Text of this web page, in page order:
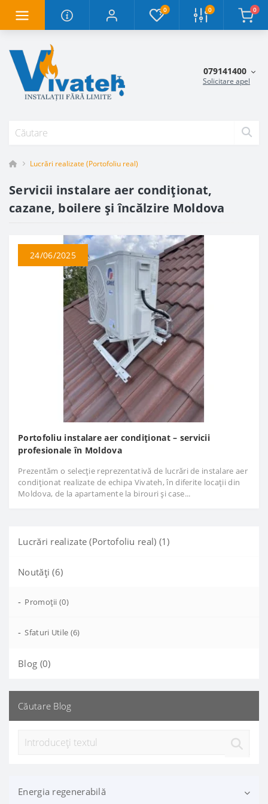
0 0 0
079141400
Solicitare apel
Lucrări realizate (Portofoliu real)
Servicii instalare aer condiționat,
cazane, boilere și încălzire Moldova
24/06/2025
Portofoliu instalare aer condiționat – servicii
profesionale în Moldova
Prezentăm o selecție reprezentativă de lucrări de instalare aer
condiționat realizate de echipa Vivateh, în diferite locații din
Moldova, de la apartamente la birouri și case...
Lucrări realizate (Portofoliu real) (1)
Noutăți (6)
- Promoții (0)
- Sfaturi Utile (6)
Blog (0)
Căutare Blog
Energia regenerabilă